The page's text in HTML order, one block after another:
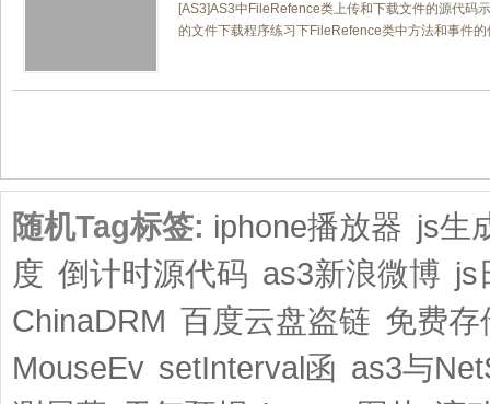
[AS3]AS3中FileRefence类上传和下载文件的源代码
的文件下载程序练习下FileRefence类中方法和事件的
随机Tag标签: iphone播放器 js生
度 倒计时源代码 as3新浪微博 js
ChinaDRM 百度云盘盗链 免费存
MouseEv setInterval函 as3与